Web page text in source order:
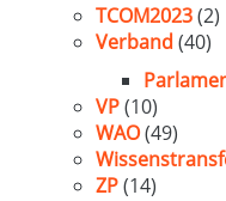
TCOM2023(2)
Verband (40)
VP(10)
WAO(49)
ZP(14)